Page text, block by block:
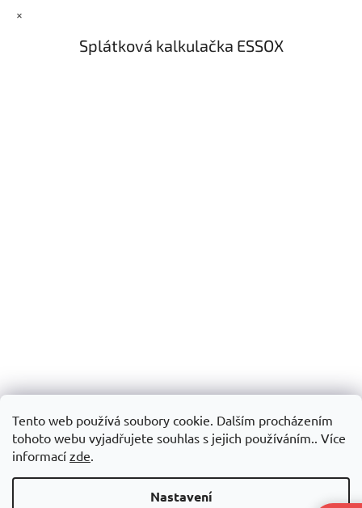
Tento web používá soubory cookie. Dalším procházením
tohoto webu vyjadřujete souhlas s jejich používáním.. Více
informací zde.
Nastavení
×
Splátková kalkulačka ESSOX